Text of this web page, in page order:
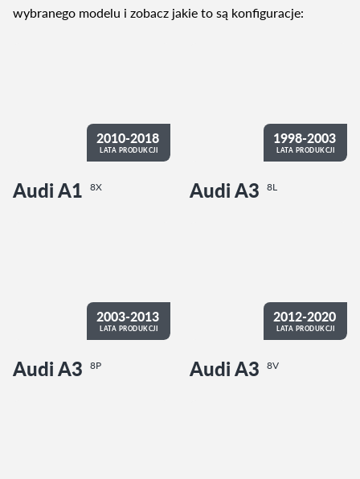
wybranego modelu i zobacz jakie to są konfiguracje:
2010-2018
LATA PRODUKCJI
Audi A1 8X
1998-2003
LATA PRODUKCJI
Audi A3 8L
2003-2013
LATA PRODUKCJI
Audi A3 8P
2012-2020
LATA PRODUKCJI
Audi A3 8V